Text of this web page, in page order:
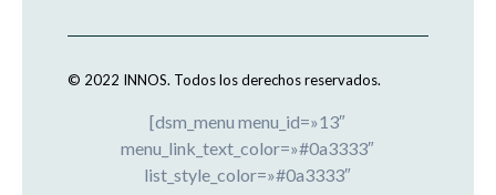
© 2022 INNOS. Todos los derechos reservados.
[dsm_menu menu_id=»13″
menu_link_text_color=»#0a3333″
list_style_color=»#0a3333″